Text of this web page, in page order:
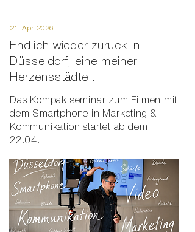
21. Apr. 2026
Endlich wieder zurück in
Düsseldorf, eine meiner
Herzensstädte....
Das Kompaktseminar zum Filmen mit
dem Smartphone in Marketing &
Kommunikation startet ab dem
22.04.